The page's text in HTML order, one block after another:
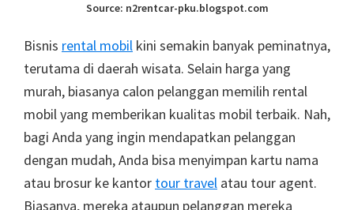
Source: n2rentcar-pku.blogspot.com
Bisnis rental mobil kini semakin banyak peminatnya,
terutama di daerah wisata. Selain harga yang
murah, biasanya calon pelanggan memilih rental
mobil yang memberikan kualitas mobil terbaik. Nah,
bagi Anda yang ingin mendapatkan pelanggan
dengan mudah, Anda bisa menyimpan kartu nama
atau brosur ke kantor tour travel atau tour agent.
Biasanya, mereka ataupun pelanggan mereka